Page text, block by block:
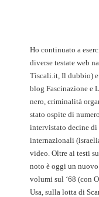
Ho continuato a
diverse testate web
Tiscali.it, Il dubbio)
blog Fascinazione e
nero, criminalità
stato ospite di
intervistato decine
internazionali
video. Oltre ai testi
noto è oggi un
volumi sul ‘68 (con
Usa, sulla lotta di